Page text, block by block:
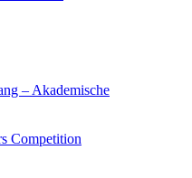
– Akademische
Competition